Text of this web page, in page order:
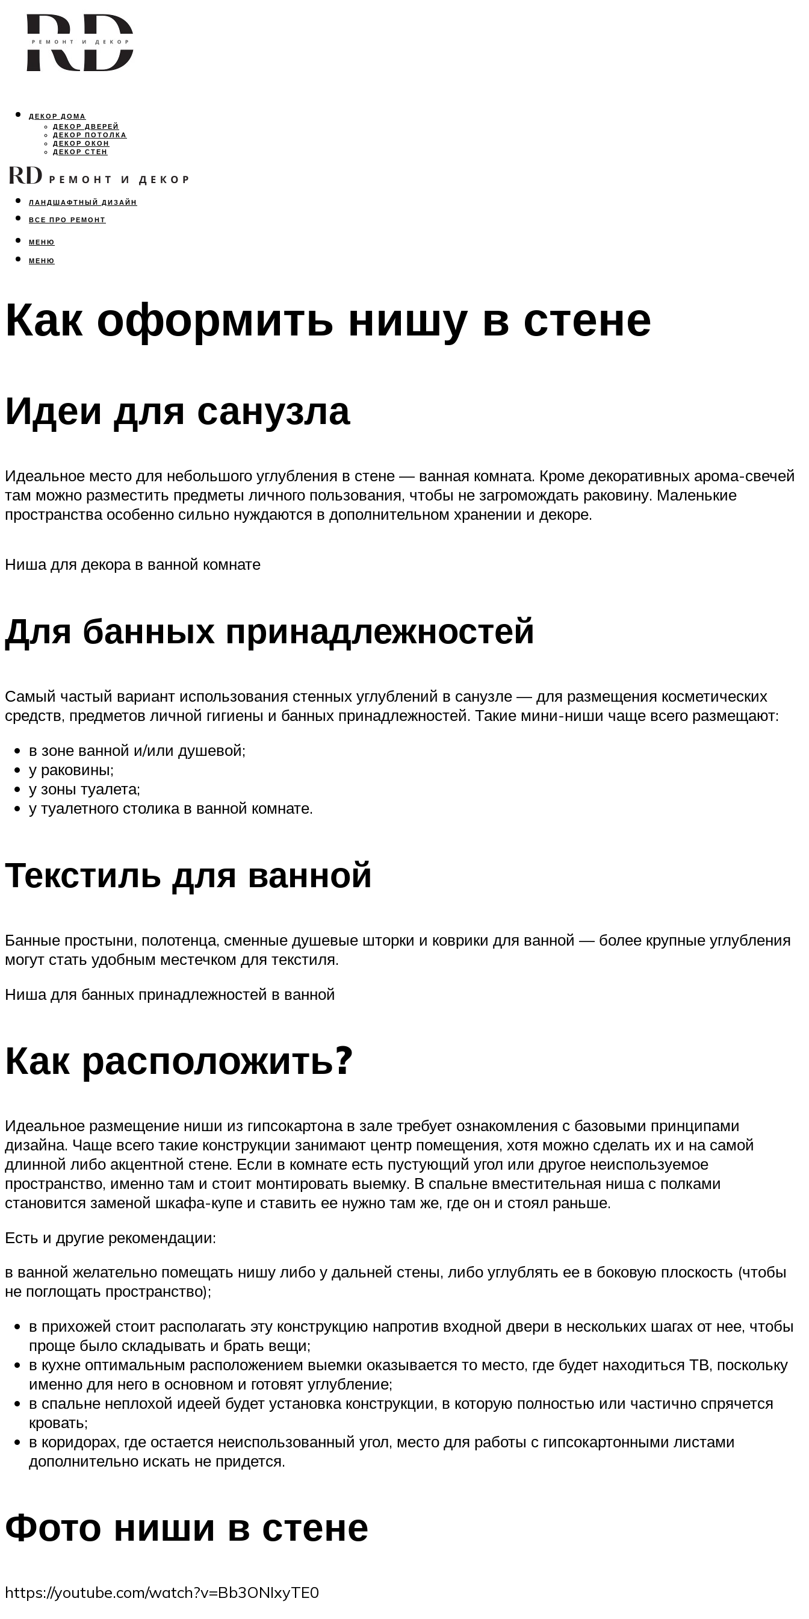
ДЕКОР ДОМА
ДЕКОР ДВЕРЕЙ
ДЕКОР ПОТОЛКА
ДЕКОР ОКОН
ДЕКОР СТЕН
ОСВЕЩЕНИЕ
ДИЗАЙН ИНТЕРЬЕРА
ЛАНДШАФТНЫЙ ДИЗАЙН
ВСЕ ПРО РЕМОНТ
МЕНЮ
МЕНЮ
Как оформить нишу в стене
Идеи для санузла
Идеальное место для небольшого углубления в стене — ванная комната. Кроме декоративных арома-свечей
там можно разместить предметы личного пользования, чтобы не загромождать раковину. Маленькие
пространства особенно сильно нуждаются в дополнительном хранении и декоре.
Ниша для декора в ванной комнате
Для банных принадлежностей
Самый частый вариант использования стенных углублений в санузле — для размещения косметических
средств, предметов личной гигиены и банных принадлежностей. Такие мини-ниши чаще всего размещают:
в зоне ванной и/или душевой;
у раковины;
у зоны туалета;
у туалетного столика в ванной комнате.
Текстиль для ванной
Банные простыни, полотенца, сменные душевые шторки и коврики для ванной — более крупные углубления
могут стать удобным местечком для текстиля.
Ниша для банных принадлежностей в ванной
Как расположить?
Идеальное размещение ниши из гипсокартона в зале требует ознакомления с базовыми принципами
дизайна. Чаще всего такие конструкции занимают центр помещения, хотя можно сделать их и на самой
длинной либо акцентной стене. Если в комнате есть пустующий угол или другое неиспользуемое
пространство, именно там и стоит монтировать выемку. В спальне вместительная ниша с полками
становится заменой шкафа-купе и ставить ее нужно там же, где он и стоял раньше.
Есть и другие рекомендации:
в ванной желательно помещать нишу либо у дальней стены, либо углублять ее в боковую плоскость (чтобы
не поглощать пространство);
в прихожей стоит располагать эту конструкцию напротив входной двери в нескольких шагах от нее, чтобы
проще было складывать и брать вещи;
в кухне оптимальным расположением выемки оказывается то место, где будет находиться ТВ, поскольку
именно для него в основном и готовят углубление;
в спальне неплохой идеей будет установка конструкции, в которую полностью или частично спрячется
кровать;
в коридорах, где остается неиспользованный угол, место для работы с гипсокартонными листами
дополнительно искать не придется.
Фото ниши в стене
https://youtube.com/watch?v=Bb3ONIxyTE0